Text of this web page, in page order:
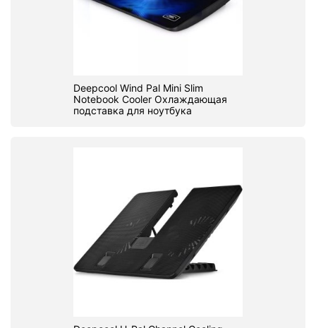
Deepcool Wind Pal Mini Slim
Notebook Cooler Охлаждающая
подставка для ноутбука